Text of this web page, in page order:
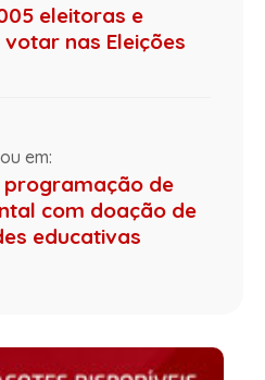
eleitoras e
nas Eleições
em:
de
com doação de
educativas